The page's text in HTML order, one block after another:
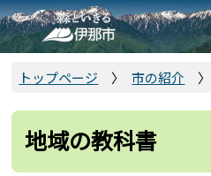
こ
の
ペ
の
頭
トップページ 市の紹介
地域の教科書